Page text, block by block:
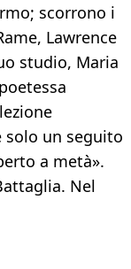
scorrono i
Lawrence
studio, Maria
solo un seguito
a metà».
Nel